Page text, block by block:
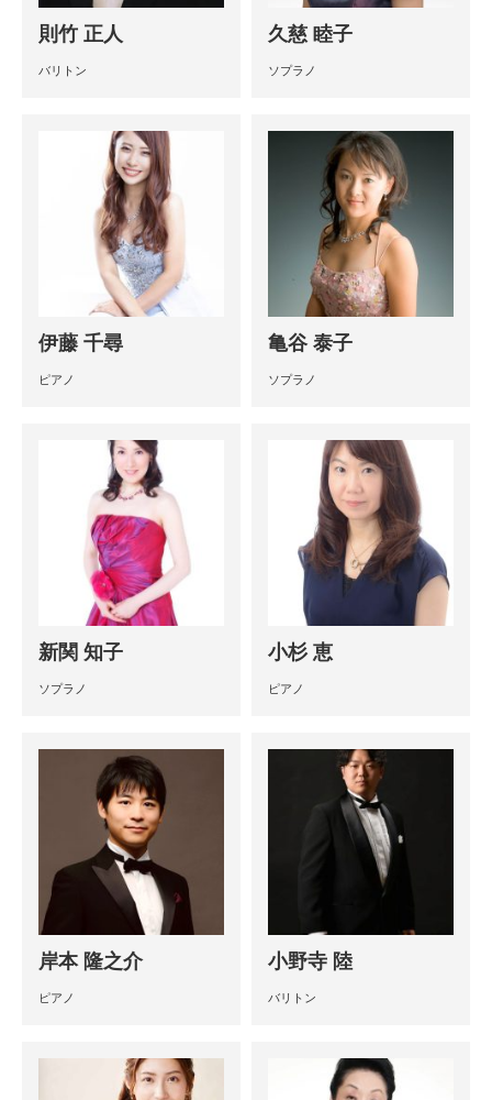
則竹 正人
バリトン
久慈 睦子
ソプラノ
伊藤 千尋
ピアノ
亀谷 泰子
ソプラノ
新関 知子
ソプラノ
小杉 恵
ピアノ
岸本 隆之介
ピアノ
小野寺 陸
バリトン